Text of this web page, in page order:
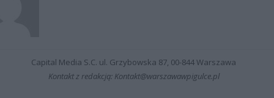
Capital Media S.C. ul. Grzybowska 87, 00-844 Warszawa
Kontakt z redakcją: Kontakt@warszawawpigulce.pl